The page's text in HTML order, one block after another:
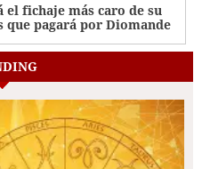
fichaje más caro de su
pagará por Diomande